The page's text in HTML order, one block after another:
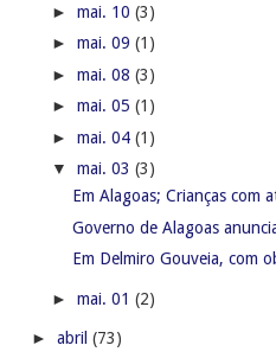
► mai. 10 (3)
► mai. 09 (1)
► mai. 08 (3)
► mai. 05 (1)
► mai. 04 (1)
▼ mai. 03 (3)
Em Alagoas; Crianças com
Governo de Alagoas
Em Delmiro Gouveia, com
► mai. 01 (2)
► abril (73)